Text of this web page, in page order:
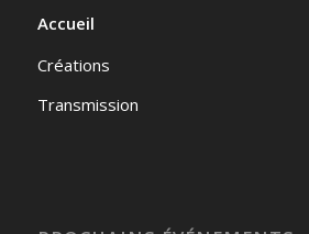
Accueil
Créations
Transmission